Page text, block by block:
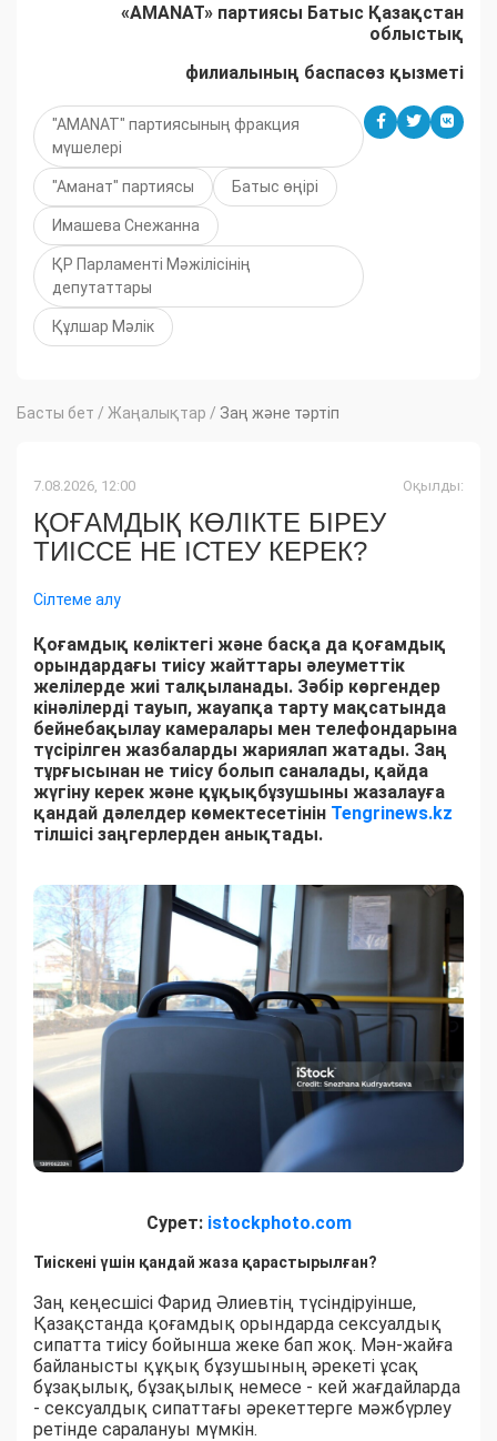
«AMANAT» партиясы Батыс Қазақстан
облыстық
филиалының баспасөз қызметі
"АМАNАТ" партиясының фракция
мүшелері
"Аманат" партиясы Батыс өңірі
Имашева Снежанна
ҚР Парламенті Мәжілісінің
депутаттары
Құлшар Мәлік
Басты бет / Жаңалықтар / Заң және тәртіп
7.08.2026, 12:00 Оқылды:
ҚОҒАМДЫҚ КӨЛІКТЕ БІРЕУ
ТИІССЕ НЕ ІСТЕУ КЕРЕК?
Сілтеме алу
Қоғамдық көліктегі және басқа да қоғамдық
орындардағы тиісу жайттары әлеуметтік
желілерде жиі талқыланады. Зәбір көргендер
кінәлілерді тауып, жауапқа тарту мақсатында
бейнебақылау камералары мен телефондарына
түсірілген жазбаларды жариялап жатады. Заң
тұрғысынан не тиісу болып саналады, қайда
жүгіну керек және құқықбұзушыны жазалауға
қандай дәлелдер көмектесетінін Tengrinews.kz
тілшісі заңгерлерден анықтады.
Сурет: istockphoto.com
Тиіскені үшін қандай жаза қарастырылған?
Заң кеңесшісі Фарид Әлиевтің түсіндіруінше,
Қазақстанда қоғамдық орындарда сексуалдық
сипатта тиісу бойынша жеке бап жоқ. Мән-жайға
байланысты құқық бұзушының әрекеті ұсақ
бұзақылық, бұзақылық немесе - кей жағдайларда
- сексуалдық сипаттағы әрекеттерге мәжбүрлеу
ретінде саралануы мүмкін.